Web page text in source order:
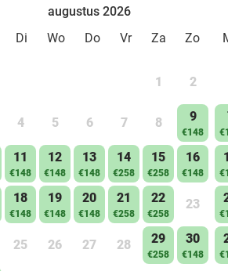
augustus 2026
Di Wo Do Vr Za Zo
1 2
4 5 6 7 8 9
€148
11
€148
12
€148
13
€148
14
€258
15
€258
16
€148
18
€148
19
€148
20
€148
21
€258
22
€258
23
25 26 27 28 29
€258
30
€148